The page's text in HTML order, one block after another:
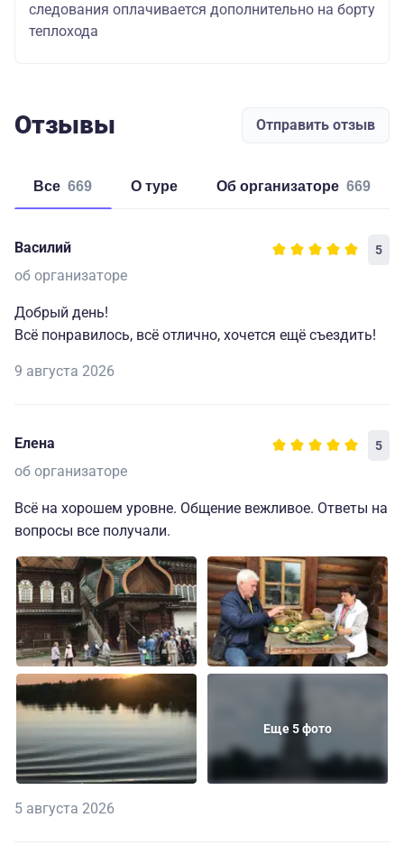
следования оплачивается дополнительно на борту
теплохода
Отзывы Отправить отзыв
Все 669 о туре об организаторе 669
Василий 5
об организаторе
Добрый день!
Всё понравилось, всё отлично, хочется ещё съездить!
9 августа 2026
Елена 5
об организаторе
Всё на хорошем уровне. Общение вежливое. Ответы на
вопросы все получали.
Еще 5 фото
5 августа 2026